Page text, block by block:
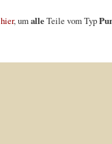
hier, umalleTeile vom Typ